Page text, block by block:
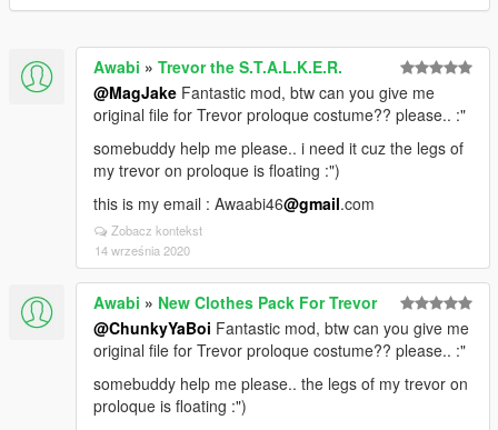
Awabi » Trevor the S.T.A.L.K.E.R.
@MagJake Fantastic mod, btw can you give me
original file for Trevor proloque costume?? please.. :"
somebuddy help me please.. i need it cuz the legs of
my trevor on proloque is floating :")
this is my email : Awaabi46@gmail.com
Zobacz kontekst
14 września 2020
Awabi » New Clothes Pack For Trevor
@ChunkyYaBoi Fantastic mod, btw can you give me
original file for Trevor proloque costume?? please.. :"
somebuddy help me please.. the legs of my trevor on
proloque is floating :")